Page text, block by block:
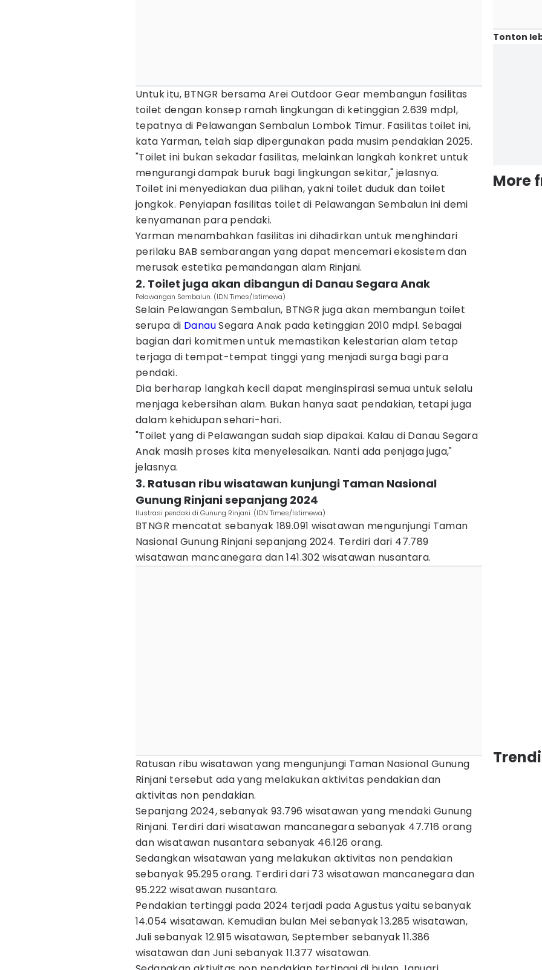
Untuk itu, BTNGR bersama Arei Outdoor Gear membangun fasilitas
toilet dengan konsep ramah lingkungan di ketinggian 2.639 mdpl,
tepatnya di Pelawangan Sembalun Lombok Timur. Fasilitas toilet ini,
kata Yarman, telah siap dipergunakan pada musim pendakian 2025.
"Toilet ini bukan sekadar fasilitas, melainkan langkah konkret untuk
mengurangi dampak buruk bagi lingkungan sekitar," jelasnya.
Toilet ini menyediakan dua pilihan, yakni toilet duduk dan toilet
jongkok. Penyiapan fasilitas toilet di Pelawangan Sembalun ini demi
kenyamanan para pendaki.
Yarman menambahkan fasilitas ini dihadirkan untuk menghindari
perilaku BAB sembarangan yang dapat mencemari ekosistem dan
merusak estetika pemandangan alam Rinjani.
2. Toilet juga akan dibangun di Danau Segara Anak
Pelawangan Sembalun. (IDN Times/Istimewa)
Selain Pelawangan Sembalun, BTNGR juga akan membangun toilet
serupa di DanauSegara Anak pada ketinggian 2010 mdpl. Sebagai
bagian dari komitmen untuk memastikan kelestarian alam tetap
terjaga di tempat-tempat tinggi yang menjadi surga bagi para
pendaki.
Dia berharap langkah kecil dapat menginspirasi semua untuk selalu
menjaga kebersihan alam. Bukan hanya saat pendakian, tetapi juga
dalam kehidupan sehari-hari.
"Toilet yang di Pelawangan sudah siap dipakai. Kalau di Danau Segara
Anak masih proses kita menyelesaikan. Nanti ada penjaga juga,"
jelasnya.
3. Ratusan ribu wisatawan kunjungi Taman Nasional
Gunung Rinjani sepanjang 2024
Ilustrasi pendaki di Gunung Rinjani. (IDN Times/Istimewa)
BTNGR mencatat sebanyak 189.091 wisatawan mengunjungi Taman
Nasional Gunung Rinjani sepanjang 2024. Terdiri dari 47.789
wisatawan mancanegara dan 141.302 wisatawan nusantara.
Ratusan ribu wisatawan yang mengunjungi Taman Nasional Gunung
Rinjani tersebut ada yang melakukan aktivitas pendakian dan
aktivitas non pendakian.
Sepanjang 2024, sebanyak 93.796 wisatawan yang mendaki Gunung
Rinjani. Terdiri dari wisatawan mancanegara sebanyak 47.716 orang
dan wisatawan nusantara sebanyak 46.126 orang.
Sedangkan wisatawan yang melakukan aktivitas non pendakian
sebanyak 95.295 orang. Terdiri dari 73 wisatawan mancanegara dan
95.222 wisatawan nusantara.
Pendakian tertinggi pada 2024 terjadi pada Agustus yaitu sebanyak
14.054 wisatawan. Kemudian bulan Mei sebanyak 13.285 wisatawan,
Juli sebanyak 12.915 wisatawan, September sebanyak 11.386
wisatawan dan Juni sebanyak 11.377 wisatawan.
Tonton
More